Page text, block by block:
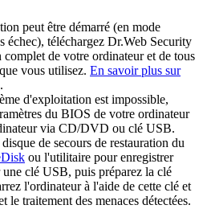
peut être démarré (en mode
échec), téléchargez Dr.Web Security
complet de votre ordinateur et de tous
vous utilisez. En savoir plus sur
.
d'exploitation est impossible,
du BIOS de votre ordinateur
via CD/DVD ou clé USB.
de secours de restauration du
ou l'utilitaire pour enregistrer
une clé USB, puis préparez la clé
l'ordinateur à l'aide de cette clé et
le traitement des menaces détectées.